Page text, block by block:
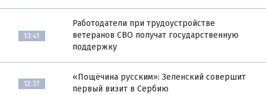
13:41
Работодатели при трудоустройстве
ветеранов СВО получат государственную
поддержку
12:37
«Пощёчина русским»: Зеленский совершит
первый визит в Сербию